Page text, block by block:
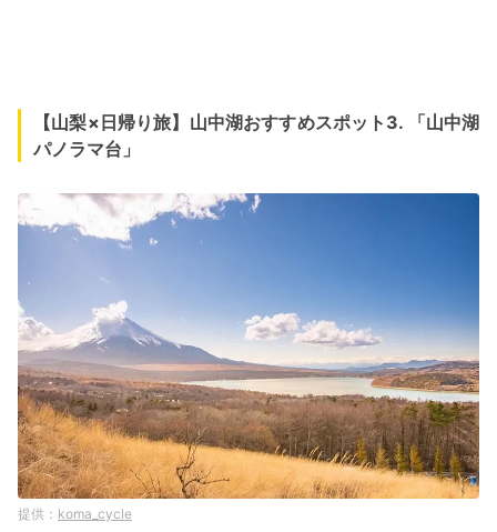
【山梨×日帰り旅】山中湖おすすめスポット3. 「山中湖
パノラマ台」
koma_cycle